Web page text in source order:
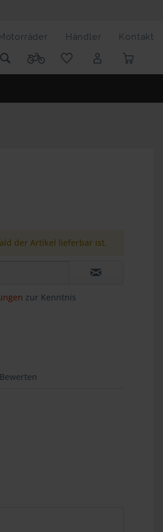
Händler Kontakt
der Artikel lieferbar ist.
zur Kenntnis
Bewerten